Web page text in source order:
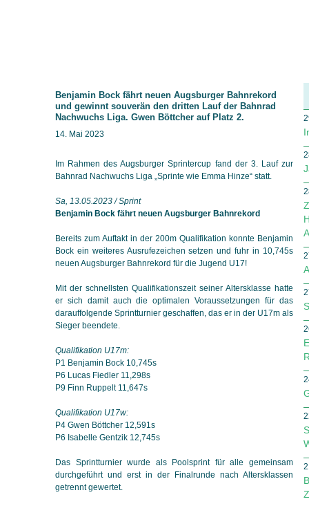
Benjamin Bock fährt neuen Augsburger Bahnrekord
und gewinnt souverän den dritten Lauf der Bahnrad
Nachwuchs Liga. Gwen Böttcher auf Platz 2.
14. Mai 2023
Im Rahmen des Augsburger Sprintercup fand der 3. Lauf zur
Bahnrad Nachwuchs Liga „Sprinte wie Emma Hinze“ statt.
Sa, 13.05.2023 / Sprint
Benjamin Bock fährt neuen Augsburger Bahnrekord
Bereits zum Auftakt in der 200m Qualifikation konnte Benjamin
Bock ein weiteres Ausrufezeichen setzen und fuhr in 10,745s
neuen Augsburger Bahnrekord für die Jugend U17!
Mit der schnellsten Qualifikationszeit seiner Altersklasse hatte
er sich damit auch die optimalen Voraussetzungen für das
darauffolgende Sprintturnier geschaffen, das er in der U17m als
Sieger beendete.
Qualifikation U17m:
P1 Benjamin Bock 10,745s
P6 Lucas Fiedler 11,298s
P9 Finn Ruppelt 11,647s
Qualifikation U17w:
P4 Gwen Böttcher 12,591s
P6 Isabelle Gentzik 12,745s
Das Sprintturnier wurde als Poolsprint für alle gemeinsam
durchgeführt und erst in der Finalrunde nach Altersklassen
getrennt gewertet.